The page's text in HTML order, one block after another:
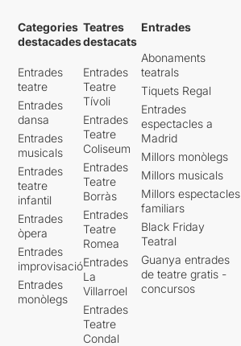
Categories
destacades
Entrades
teatre
Entrades
dansa
Entrades
musicals
Entrades
teatre
infantil
Entrades
òpera
Entrades
improvisació
Entrades
monòlegs
Teatres
destacats
Entrades
Teatre
Tívoli
Entrades
Teatre
Coliseum
Entrades
Teatre
Borràs
Entrades
Teatre
Romea
Entrades
La
Villarroel
Entrades
Teatre
Condal
Entrades
Abonaments
teatrals
Tiquets Regal
Entrades
espectacles a
Madrid
Millors monòlegs
Millors musicals
Millors espectacles
familiars
Black Friday
Teatral
Guanya entrades
de teatre gratis -
concursos